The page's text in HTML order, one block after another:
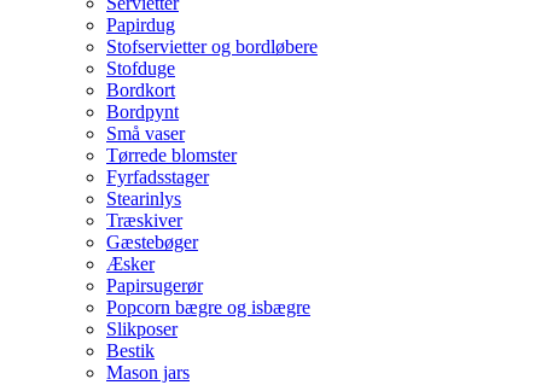
Papirdug
Stofservietter og bordløbere
Stofduge
Bordkort
Bordpynt
Små vaser
Tørrede blomster
Fyrfadsstager
Stearinlys
Træskiver
Gæstebøger
Æsker
Papirsugerør
Popcorn bægre og isbægre
Slikposer
Bestik
Mason jars